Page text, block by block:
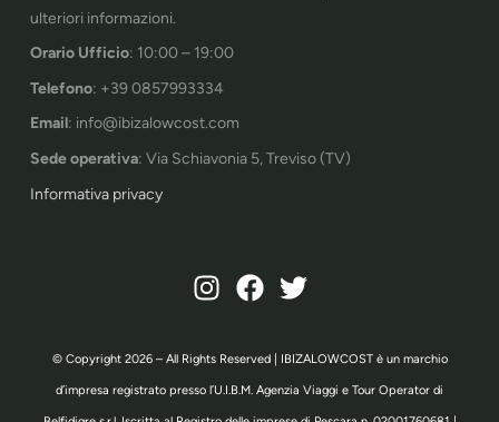
ulteriori informazioni.
Orario Ufficio: 10:00 – 19:00
Telefono: +39 0857993334
Email: info@ibizalowcost.com
Sede operativa: Via Schiavonia 5, Treviso (TV)
Informativa privacy
© Copyright 2026 – All Rights Reserved | IBIZALOWCOST è un marchio
d’impresa registrato presso l’U.I.B.M. Agenzia Viaggi e Tour Operator di